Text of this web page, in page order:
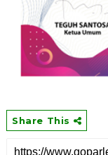
Share This